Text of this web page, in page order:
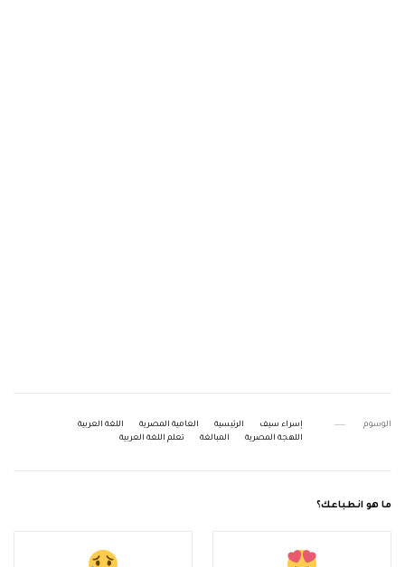
الوسوم إسراء سيف الرئيسية العامية المصرية
اللغة العربية
اللهجة المصرية
المبالغة تعلم اللغة العربية
ما هو انطباعك؟